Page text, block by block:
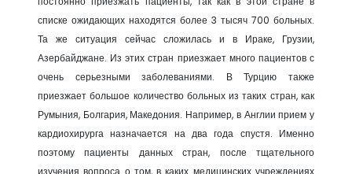
списке ожидающих находятся более 3 тысяч 700 больных.
Та же ситуация сейчас сложилась и в Ираке, Грузии,
Азербайджане. Из этих стран приезжает много пациентов с
очень серьезными заболеваниями. В Турцию также
приезжает большое количество больных из таких стран, как
Румыния, Болгария, Македония. Например, в Англии прием у
кардиохирурга назначается на два года спустя. Именно
поэтому пациенты данных стран, после тщательного
изучения вопроса о том, в каких медицинских учреждениях